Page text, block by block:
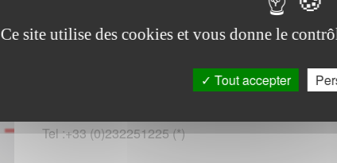
4 rue Le Massif - Ilot Thorel
Tel :+33 (0)232251225 (*)
Ce site utilise des cookies et vous donne le
Tout accepter